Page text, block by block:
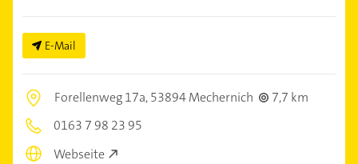
E-Mail
Forellenweg 17a,53894 Mechernich
7,7 km
0163 7 98 23 95
Webseite